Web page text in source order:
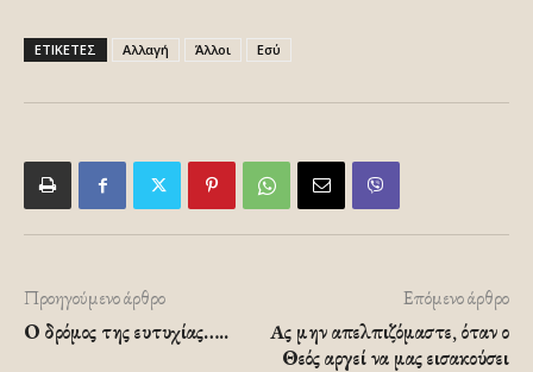
ΕΤΙΚΕΤΕΣ Αλλαγή Άλλοι Εσύ
Προηγούμενο άρθρο
Ο δρόμος της ευτυχίας…..
Επόμενο άρθρο
Aς μην απελπιζόμαστε, όταν ο
Θεός αργεί να μας εισακούσει